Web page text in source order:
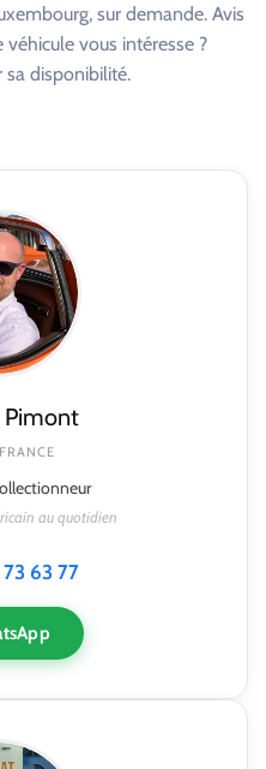
sur demande. Avis
vous intéresse ?
disponibilité.
Pimont
au quotidien
63 77